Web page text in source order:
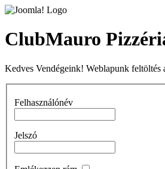
ClubMauro
Kedves Vendégeink! Weblapunk feltöltés
Felhasználónév
Jelszó